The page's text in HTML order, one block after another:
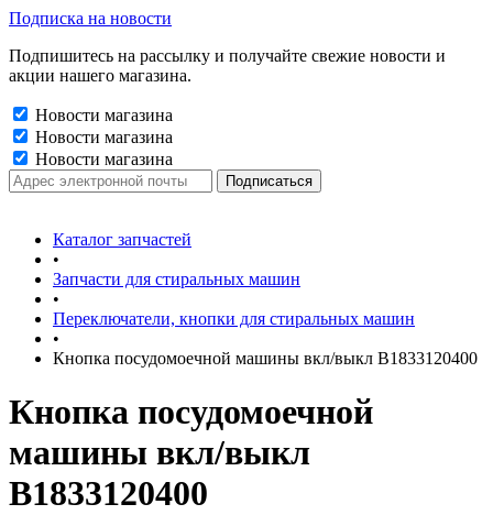
Подписка на новости
Подпишитесь на рассылку и получайте свежие новости и
акции нашего магазина.
Новости магазина
Новости магазина
Новости магазина
Каталог запчастей
•
Запчасти для стиральных машин
•
Переключатели, кнопки для стиральных машин
•
Кнопка посудомоечной машины вкл/выкл B1833120400
Кнопка посудомоечной
машины вкл/выкл
B1833120400